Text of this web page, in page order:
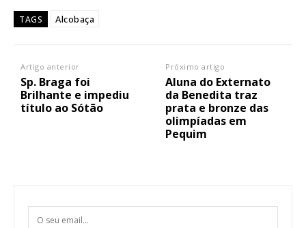
TAGS Alcobaça
Artigo anterior
Sp. Braga foi
Brilhante e impediu
título ao Sótão
Próximo artigo
Aluna do Externato
da Benedita traz
prata e bronze das
olimpíadas em
Pequim